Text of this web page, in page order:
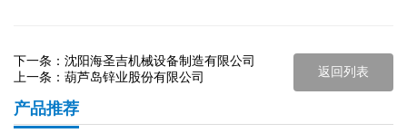
下一条： 沈阳海圣吉机械设备制造有限公司
上一条： 葫芦岛锌业股份有限公司 返回列表
产品推荐